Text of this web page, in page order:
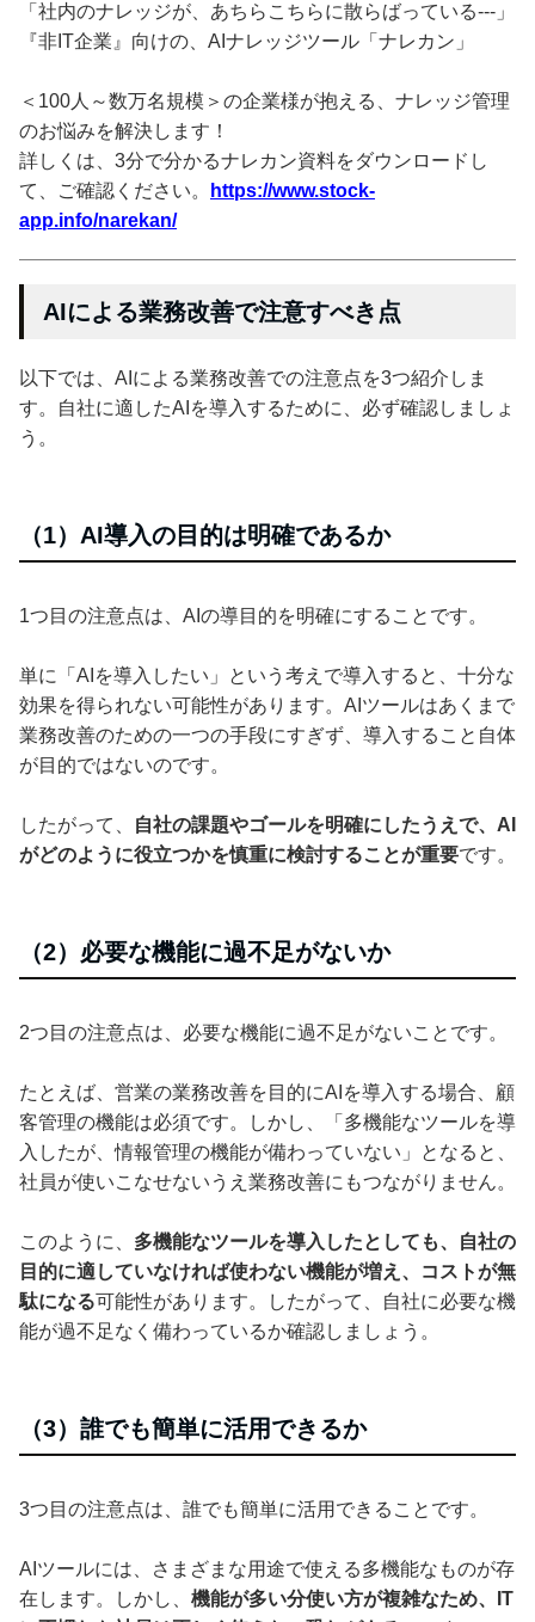
「社内のナレッジが、あちらこちらに散らばっている---」
『非IT企業』向けの、AIナレッジツール「ナレカン」
＜100人～数万名規模＞の企業様が抱える、ナレッジ管理
のお悩みを解決します！
詳しくは、3分で分かるナレカン資料をダウンロードし
て、ご確認ください。
https://www.stock-
app.info/narekan/
AIによる業務改善で注意すべき点
以下では、AIによる業務改善での注意点を3つ紹介しま
す。自社に適したAIを導入するために、必ず確認しましょ
う。
（1）AI導入の目的は明確であるか
1つ目の注意点は、AIの導目的を明確にすることです。
単に「AIを導入したい」という考えで導入すると、十分な
効果を得られない可能性があります。AIツールはあくまで
業務改善のための一つの手段にすぎず、導入すること自体
が目的ではないのです。
したがって、
自社の課題やゴールを明確にしたうえで、AI
がどのように役立つかを慎重に検討することが重要です。
（2）必要な機能に過不足がないか
2つ目の注意点は、必要な機能に過不足がないことです。
たとえば、営業の業務改善を目的にAIを導入する場合、顧
客管理の機能は必須です。しかし、「多機能なツールを導
入したが、情報管理の機能が備わっていない」となると、
社員が使いこなせないうえ業務改善にもつながりません。
このように、 多機能なツールを導入したとしても、自社の
目的に適していなければ使わない機能が増え、コストが無
駄になる可能性があります。したがって、自社に必要な機
能が過不足なく備わっているか確認しましょう。
（3）誰でも簡単に活用できるか
3つ目の注意点は、誰でも簡単に活用できることです。
AIツールには、さまざまな用途で使える多機能なものが存
在します。しかし、 機能が多い分使い方が複雑なため、IT